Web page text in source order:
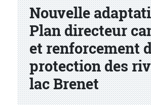
Nouvelle
Plan directeur
et renforcement
protection des
lac Brenet